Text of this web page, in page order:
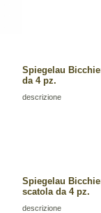
Spiegelau
da 4 pz.
descrizione
Spiegelau
scatola da 4 pz.
descrizione